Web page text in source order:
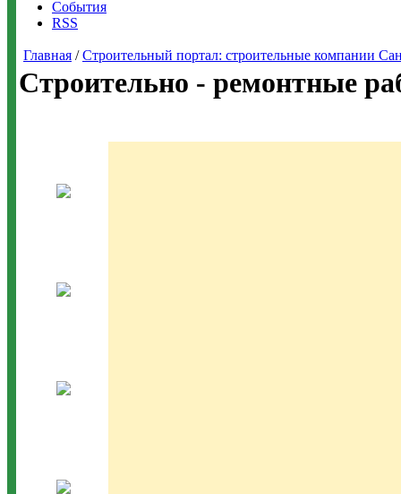
События
RSS
Главная /Строительный портал: строительные компании
Строительно - ремонтные